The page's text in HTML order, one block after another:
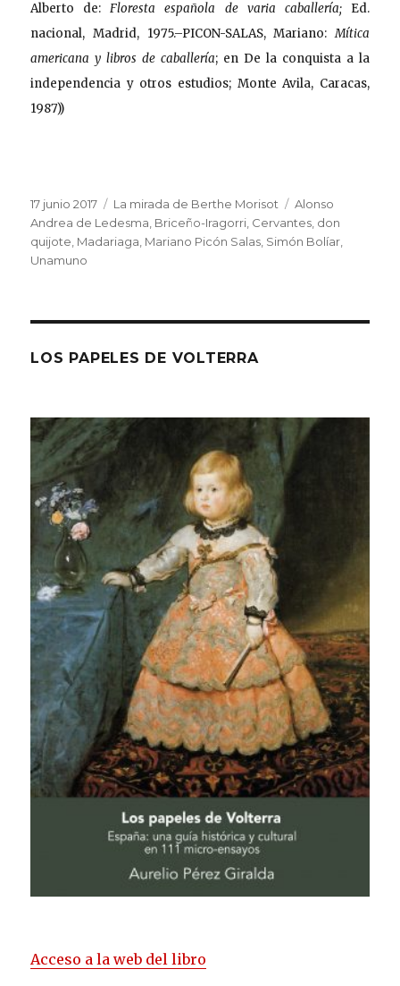
Alberto de:Floresta española de varia caballería;Ed.
nacional, Madrid, 1975.–PICON-SALAS, Mariano: Mítica
americana y libros de caballería; en De la conquista a la
independencia y otros estudios; Monte Avila, Caracas,
1987))
Publicado
el
17 junio 2017 Categorías
La mirada de Berthe Morisot Etiquetas
Alonso
Andrea de Ledesma, Briceño-Iragorri, Cervantes, don
quijote, Madariaga, Mariano Picón Salas, Simón Bolíar,
Unamuno
LOS PAPELES DE VOLTERRA
Acceso a la web del libro